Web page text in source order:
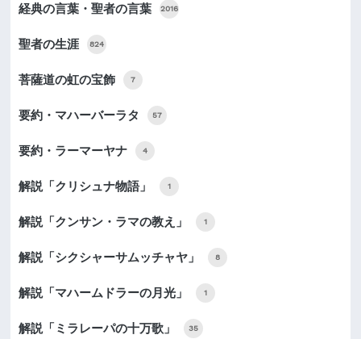
経典の言葉・聖者の言葉 2016
聖者の生涯 824
菩薩道の虹の宝飾 7
要約・マハーバーラタ 57
要約・ラーマーヤナ 4
解説「クリシュナ物語」 1
解説「クンサン・ラマの教え」 1
解説「シクシャーサムッチャヤ」 8
解説「マハームドラーの月光」 1
解説「ミラレーパの十万歌」 35